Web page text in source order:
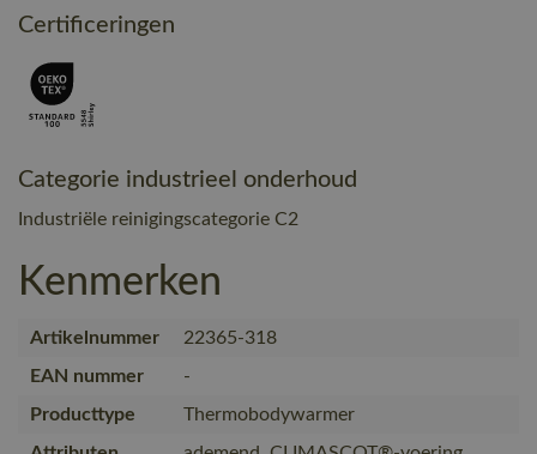
Certificeringen
Categorie industrieel onderhoud
Industriële reinigingscategorie C2
Kenmerken
Artikelnummer
22365-318
EAN nummer
-
Producttype
Thermobodywarmer